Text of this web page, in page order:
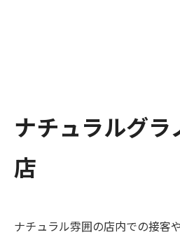
ナチュラルグラ
店
ナチュラル雰囲の店内での接客